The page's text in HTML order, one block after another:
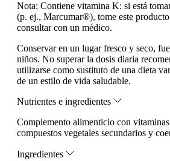
Nota: Contiene vitamina K: si está
(p. ej., Marcumar®), tome este
consultar con un médico.
Conservar en un lugar fresco y seco,
niños. No superar la dosis diaria
utilizarse como sustituto de una dieta
de un estilo de vida saludable.
Nutrientes e ingredientes
Complemento alimenticio con
compuestos vegetales secundarios y
Ingredientes